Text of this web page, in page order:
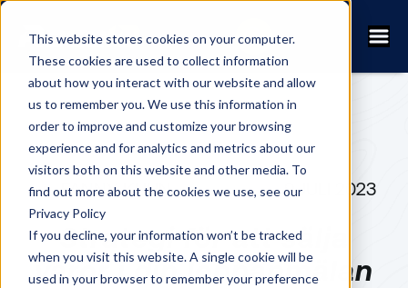
This website stores cookies on your computer.
These cookies are used to collect information
about how you interact with our website and allow
us to remember you. We use this information in
order to improve and customize your browsing
experience and for analytics and metrics about our
visitors both on this website and other media. To
find out more about the cookies we use, see our
Privacy Policy
If you decline, your information won’t be tracked
when you visit this website. A single cookie will be
used in your browser to remember your preference
FANNY KUHN 9 JULI 2023
Strategi för att sälja
varor i din loppanmälan